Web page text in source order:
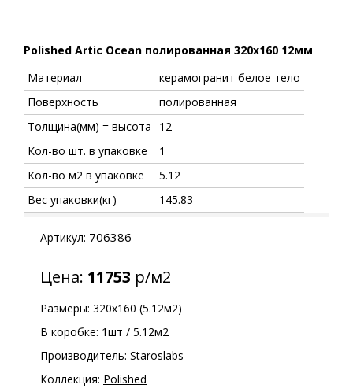
Polished Artic Ocean полированная 320x160 12мм
Материал
керамогранит белое тело
Поверхность
полированная
Толщина(мм) = высота
12
Кол-во шт. в упаковке
1
Кол-во м2 в упаковке
5.12
Вес упаковки(кг)
145.83
Артикул: 706386
Цена: 11753 р/м2
Размеры: 320х160 (5.12м2)
В коробке: 1шт / 5.12м2
Производитель: Staroslabs
Коллекция: Polished